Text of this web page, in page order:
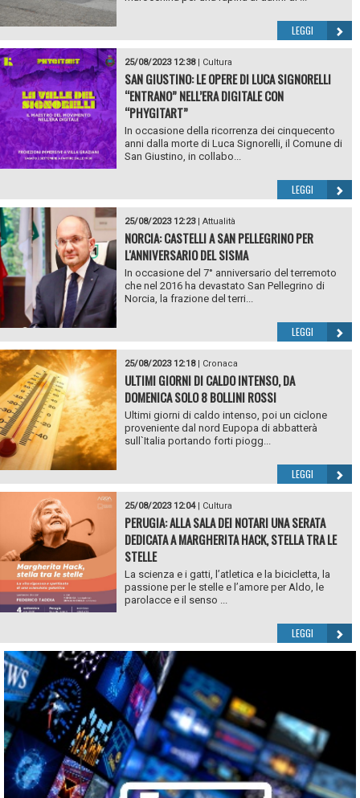
LEGGI
25/08/2023 12:38| Cultura
SAN GIUSTINO: LE OPERE DI LUCA SIGNORELLI
“ENTRANO” NELL’ERA DIGITALE CON
“PHYGITART”
In occasione della ricorrenza dei cinquecento
anni dalla morte di Luca Signorelli, il Comune di
San Giustino, in collabo...
LEGGI
25/08/2023 12:23| Attualità
NORCIA: CASTELLI A SAN PELLEGRINO PER
L'ANNIVERSARIO DEL SISMA
In occasione del 7° anniversario del terremoto
che nel 2016 ha devastato San Pellegrino di
Norcia, la frazione del terri...
LEGGI
25/08/2023 12:18| Cronaca
ULTIMI GIORNI DI CALDO INTENSO, DA
DOMENICA SOLO 8 BOLLINI ROSSI
Ultimi giorni di caldo intenso, poi un ciclone
proveniente dal nord Eupopa di abbatterà
sull`Italia portando forti piogg...
LEGGI
25/08/2023 12:04| Cultura
PERUGIA: ALLA SALA DEI NOTARI UNA SERATA
DEDICATA A MARGHERITA HACK, STELLA TRA LE
STELLE
La scienza e i gatti, l’atletica e la bicicletta, la
passione per le stelle e l’amore per Aldo, le
parolacce e il senso ...
LEGGI